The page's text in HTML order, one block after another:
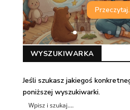
WYSZUKIWARKA
Jeśli szukasz jakiegoś
poniższej wyszukiwarki.